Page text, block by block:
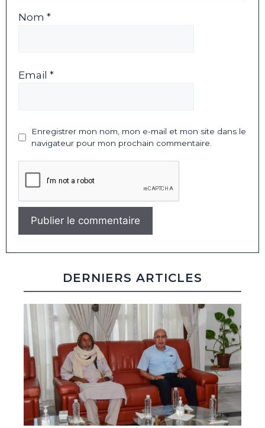
Nom *
Email *
Enregistrer mon nom, mon e-mail et mon site dans le
navigateur pour mon prochain commentaire.
DERNIERS ARTICLES